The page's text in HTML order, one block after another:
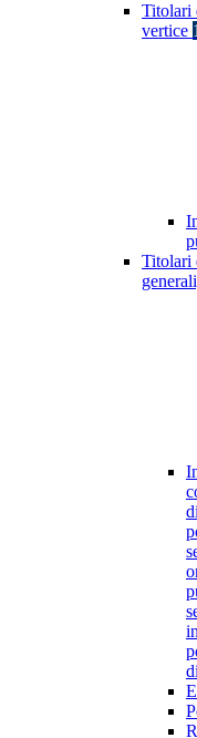
Titolari
vertice 1
Titolari